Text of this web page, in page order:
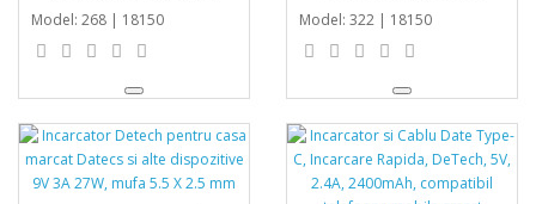
Model: 268 | 18150 Model: 322 | 18150